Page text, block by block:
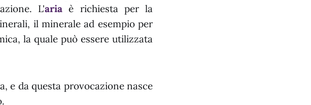
L'aria è richiesta per la
il minerale ad esempio per
la quale può essere utilizzata
e da questa provocazione nasce